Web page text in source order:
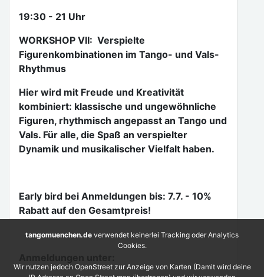
19:30 - 21 Uhr
WORKSHOP VII: Verspielte
Figurenkombinationen im Tango- und Vals-
Rhythmus
Hier wird mit Freude und Kreativität
kombiniert: klassische und ungewöhnliche
Figuren, rhythmisch angepasst an Tango und
Vals. Für alle, die Spaß an verspielter
Dynamik und musikalischer Vielfalt haben.
Early bird bei Anmeldungen bis: 7.7. - 10%
Rabatt auf den Gesamtpreis!
tangomuenchen.de verwendet keinerlei Tracking oder Analytics
Cookies.
Wir nutzen jedoch OpenStreet zur Anzeige von Karten (Damit wird deine